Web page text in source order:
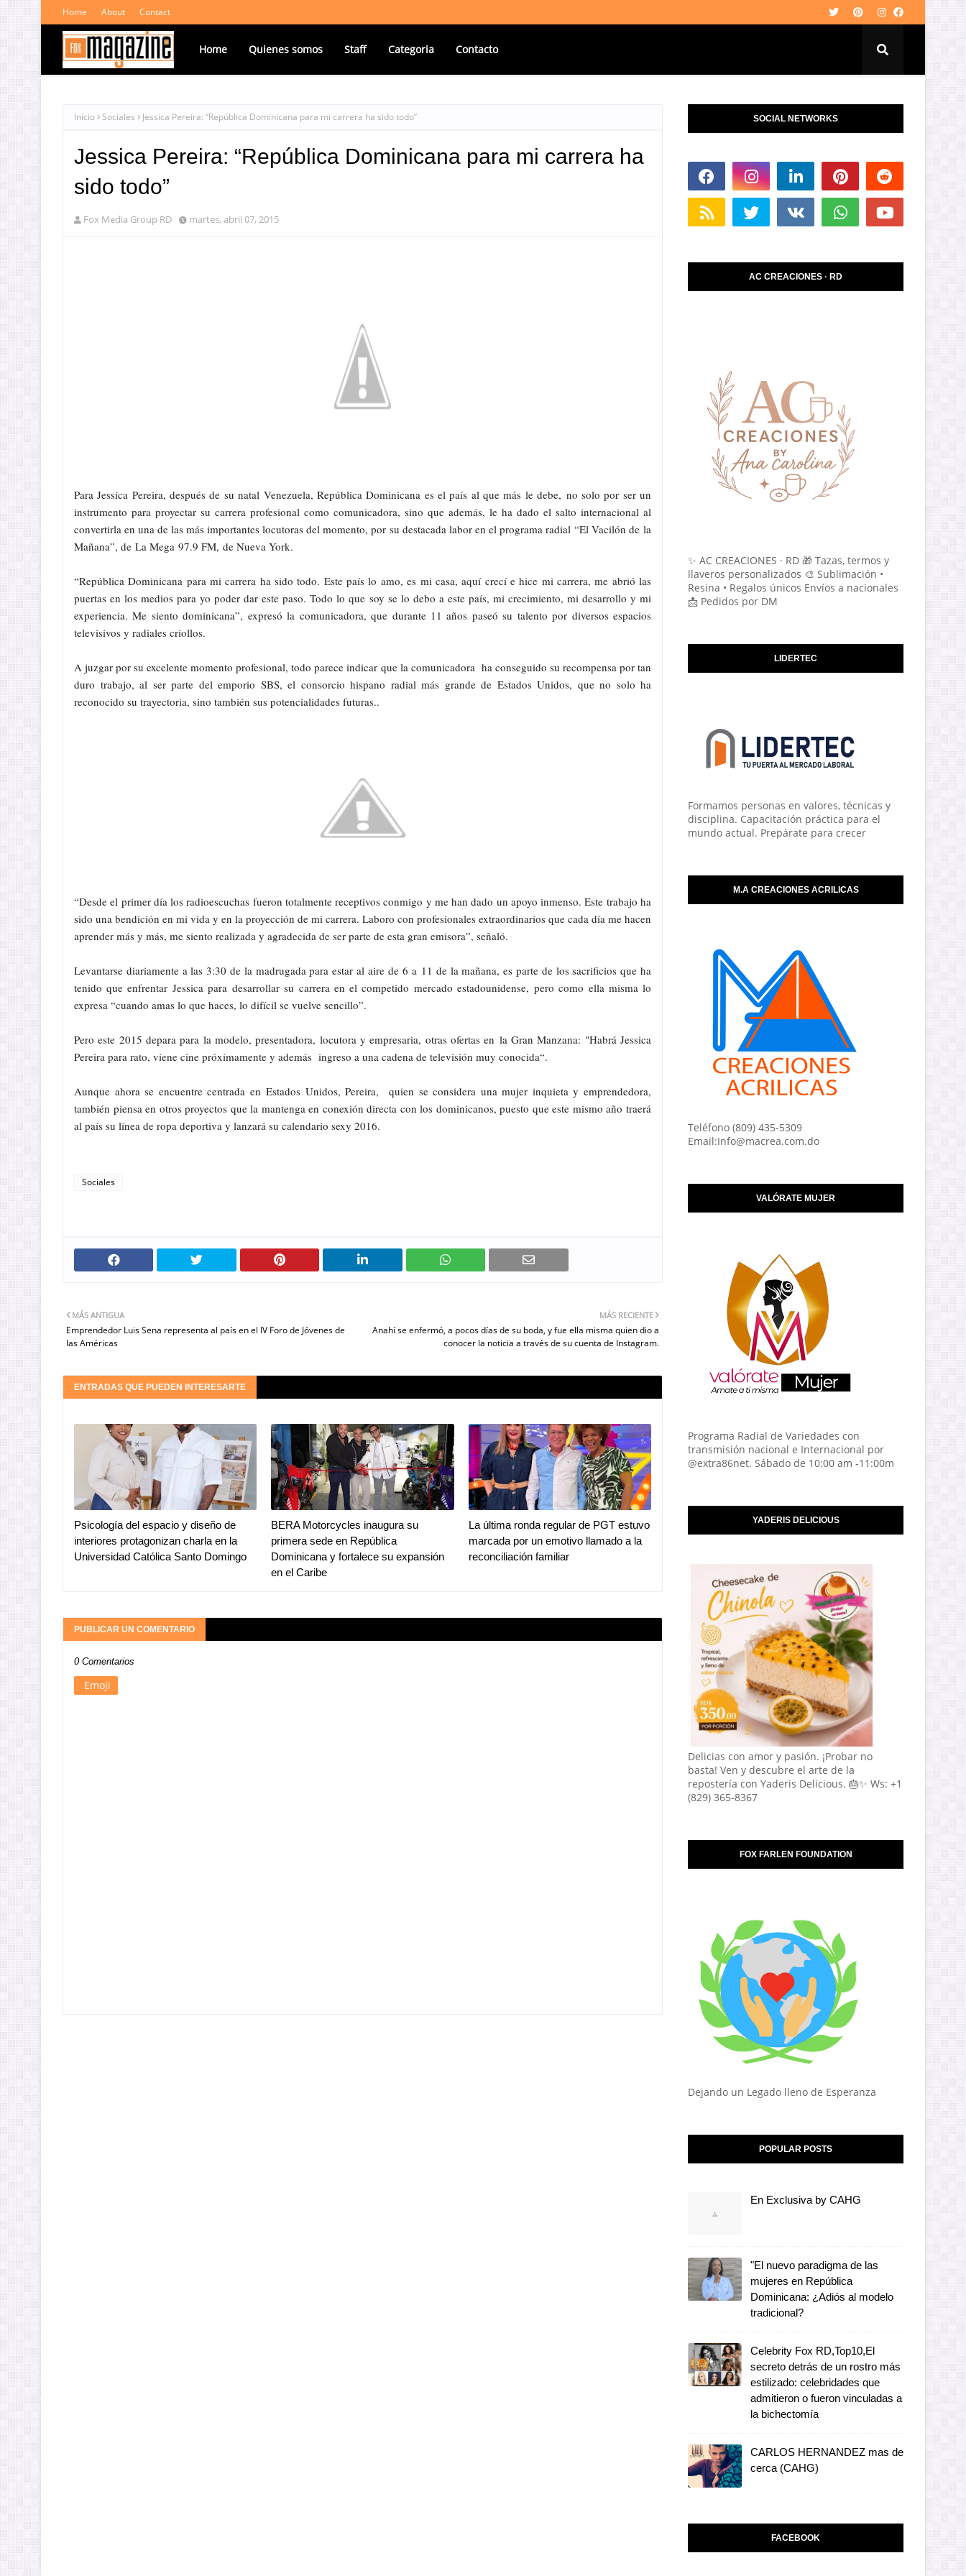
Home About Contact
Home Quienes somos Staff Categoria Contacto
Inicio Sociales Jessica Pereira: “República Dominicana para mi carrera ha sido todo”
Jessica Pereira: “República Dominicana para mi carrera ha
sido todo”
Fox Media Group RD martes, abril 07, 2015
Para Jessica Pereira, después de su natal Venezuela, República Dominicana es el país al que más le debe, no solo por ser un
instrumento para proyectar su carrera profesional como comunicadora, sino que además, le ha dado el salto internacional al
convertirla en una de las más importantes locutoras del momento, por su destacada labor en el programa radial “El Vacilón de la
Mañana”, de La Mega 97.9 FM, de Nueva York.
“República Dominicana para mi carrera ha sido todo. Este país lo amo, es mi casa, aquí crecí e hice mi carrera, me abrió las
puertas en los medios para yo poder dar este paso. Todo lo que soy se lo debo a este país, mi crecimiento, mi desarrollo y mi
experiencia. Me siento dominicana”, expresó la comunicadora, que durante 11 años paseó su talento por diversos espacios
televisivos y radiales criollos.
A juzgar por su excelente momento profesional, todo parece indicar que la comunicadora ha conseguido su recompensa por tan
duro trabajo, al ser parte del emporio SBS, el consorcio hispano radial más grande de Estados Unidos, que no solo ha
reconocido su trayectoria, sino también sus potencialidades futuras..
“Desde el primer día los radioescuchas fueron totalmente receptivos conmigo y me han dado un apoyo inmenso. Este trabajo ha
sido una bendición en mi vida y en la proyección de mi carrera. Laboro con profesionales extraordinarios que cada día me hacen
aprender más y más, me siento realizada y agradecida de ser parte de esta gran emisora”, señaló.
Levantarse diariamente a las 3:30 de la madrugada para estar al aire de 6 a 11 de la mañana, es parte de los sacrificios que ha
tenido que enfrentar Jessica para desarrollar su carrera en el competido mercado estadounidense, pero como ella misma lo
expresa “cuando amas lo que haces, lo difícil se vuelve sencillo”.
Pero este 2015 depara para la modelo, presentadora, locutora y empresaria, otras ofertas en la Gran Manzana: "Habrá Jessica
Pereira para rato, viene cine próximamente y además ingreso a una cadena de televisión muy conocida“.
Aunque ahora se encuentre centrada en Estados Unidos, Pereira, quien se considera una mujer inquieta y emprendedora,
también piensa en otros proyectos que la mantenga en conexión directa con los dominicanos, puesto que este mismo año traerá
al país su línea de ropa deportiva y lanzará su calendario sexy 2016.
Sociales
MÁS RECIENTE
Anahí se enfermó, a pocos días de su boda, y fue ella misma quien dio a
conocer la noticia a través de su cuenta de Instagram.
MÁS ANTIGUA
Emprendedor Luis Sena representa al país en el IV Foro de Jóvenes de
las Américas
ENTRADAS QUE PUEDEN INTERESARTE
Psicología del espacio y diseño de
interiores protagonizan charla en la
Universidad Católica Santo Domingo
BERA Motorcycles inaugura su
primera sede en República
Dominicana y fortalece su expansión
en el Caribe
La última ronda regular de PGT estuvo
marcada por un emotivo llamado a la
reconciliación familiar
PUBLICAR UN COMENTARIO
0 Comentarios
Emoji
SOCIAL NETWORKS
AC CREACIONES · RD
✨ AC CREACIONES · RD 🎁 Tazas, termos y
llaveros personalizados 🎨 Sublimación •
Resina • Regalos únicos Envíos a nacionales
📩 Pedidos por DM
LIDERTEC
Formamos personas en valores, técnicas y
disciplina. Capacitación práctica para el
mundo actual. Prepárate para crecer
M.A CREACIONES ACRILICAS
Teléfono (809) 435-5309
Email:Info@macrea.com.do
VALÓRATE MUJER
Programa Radial de Variedades con
transmisión nacional e Internacional por
@extra86net. Sábado de 10:00 am -11:00m
YADERIS DELICIOUS
Delicias con amor y pasión. ¡Probar no
basta! Ven y descubre el arte de la
repostería con Yaderis Delicious. 🎂✨ Ws: +1
(829) 365-8367
FOX FARLEN FOUNDATION
Dejando un Legado lleno de Esperanza
POPULAR POSTS
En Exclusiva by CAHG
"El nuevo paradigma de las
mujeres en República
Dominicana: ¿Adiós al modelo
tradicional?
Celebrity Fox RD,Top10,El
secreto detrás de un rostro más
estilizado: celebridades que
admitieron o fueron vinculadas a
la bichectomía
CARLOS HERNANDEZ mas de
cerca (CAHG)
FACEBOOK